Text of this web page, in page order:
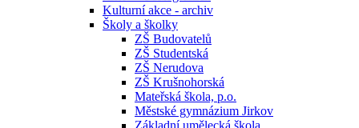
Kulturní akce - archiv
Školy a školky
ZŠ Budovatelů
ZŠ Studentská
ZŠ Nerudova
ZŠ Krušnohorská
Mateřská škola, p.o.
Městské gymnázium Jirkov
Základní umělecká škola